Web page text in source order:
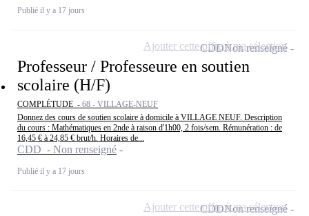
Publié il y a 17 jours
Professeur / Professeure en soutien
scolaire (H/F)
COMPLÉTUDE - 68 - VILLAGE-NEUF
Donnez des cours de soutien scolaire à domicile à VILLAGE NEUF. Description
du cours : Mathématiques en 2nde à raison d'1h00, 2 fois/sem. Rémunération : de
16,45 € à 24,85 € brut/h. Horaires de...
CDD - Non renseigné
Publié il y a 17 jours
CDDNon renseigné
Ajouter cette offre à ma sélection
CDDNon renseigné
Ajouter cette offre à ma sélection